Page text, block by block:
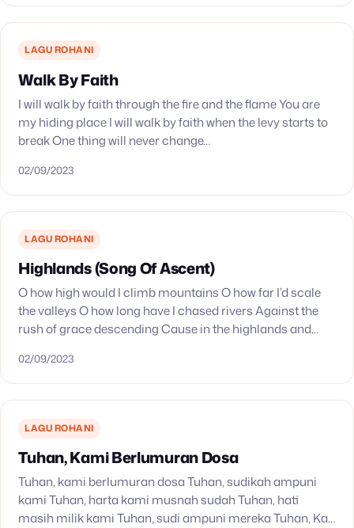
LAGU ROHANI
Walk By Faith
I will walk by faith through the fire and the flame You are
my hiding place I will walk by faith when the levy starts to
break One thing will never change…
02/09/2023
LAGU ROHANI
Highlands (Song Of Ascent)
O how high would I climb mountains O how far I’d scale
the valleys O how long have I chased rivers Against the
rush of grace descending Cause in the highlands and…
02/09/2023
LAGU ROHANI
Tuhan, Kami Berlumuran Dosa
Tuhan, kami berlumuran dosa Tuhan, sudikah ampuni
kami Tuhan, harta kami musnah sudah Tuhan, hati
masih milik kami Tuhan, sudi ampuni mereka Tuhan, Kau